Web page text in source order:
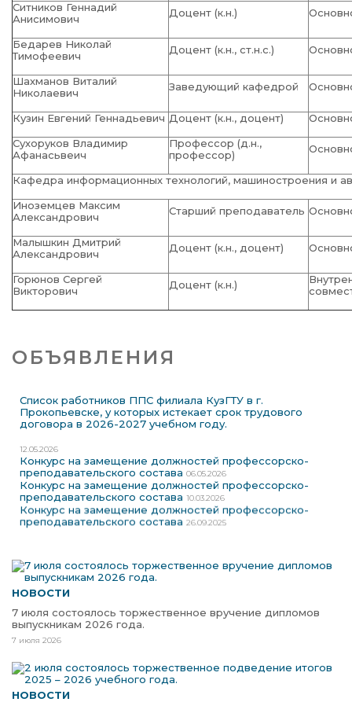
Ситников Геннадий
Анисимович
Доцент (к.н.)
Бедарев Николай
Тимофеевич
Доцент (к.н., ст.н.с.)
Шахманов Виталий
Николаевич
Заведующий кафедрой
Кузин Евгений Геннадьевич Доцент (к.н., доцент)
Сухоруков Владимир
Афанасьвеич
Профессор (д.н.,
профессор)
Кафедра информационных технологий, машиностроения и
Иноземцев Максим
Александрович
Старший преподаватель
Малышкин Дмитрий
Александрович
Доцент (к.н., доцент)
Горюнов Сергей
Викторович
Доцент (к.н.)
ОБЪЯВЛЕНИЯ
Список работников ППС филиала КузГТУ в г.
Прокопьевске, у которых истекает срок трудового
договора в 2026-2027 учебном году.
12.05.2026
Конкурс на замещение должностей профессорско-
преподавательского состава 06.05.2026
Конкурс на замещение должностей профессорско-
преподавательского состава 10.03.2026
Конкурс на замещение должностей профессорско-
преподавательского состава 26.09.2025
НОВОСТИ
7 июля состоялось торжественное вручение дипломов
выпускникам 2026 года.
7 июля 2026
НОВОСТИ